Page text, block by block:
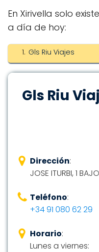
En Xirivella solo
a día de hoy:
Gls Riu Viajes
Gls Riu
Dirección:
JOSE ITURBI, 1
Teléfono:
+34 91 080 62 29
Horario:
Lunes a viernes: